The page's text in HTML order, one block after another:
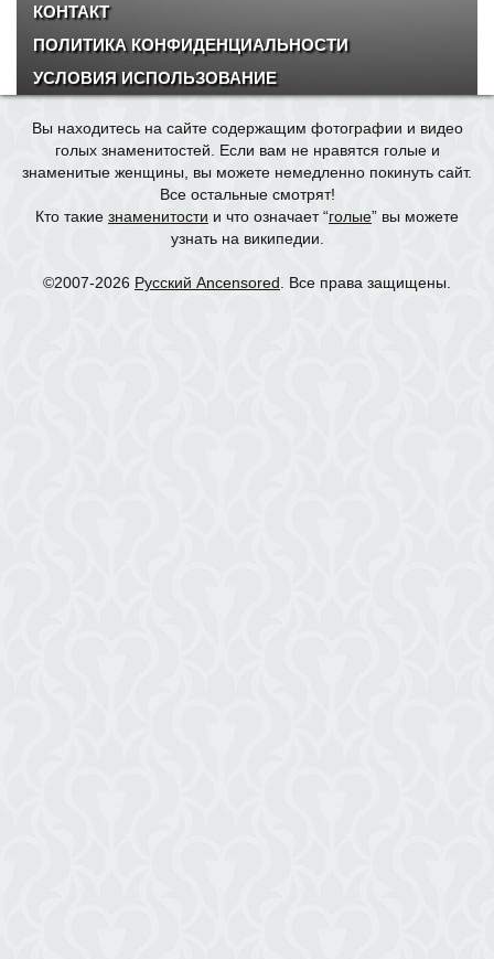
КОНТАКТ
ПОЛИТИКА КОНФИДЕНЦИАЛЬНОСТИ
УСЛОВИЯ ИСПОЛЬЗОВАНИЕ
Вы находитесь на сайте содержащим фотографии и видео
голых знаменитостей. Если вам не нравятся голые и
знаменитые женщины, вы можете немедленно покинуть сайт.
Все остальные смотрят!
Кто такие знаменитости и что означает “голые” вы можете
узнать на википедии.
©2007-2026 Русский Ancensored . Все права защищены.